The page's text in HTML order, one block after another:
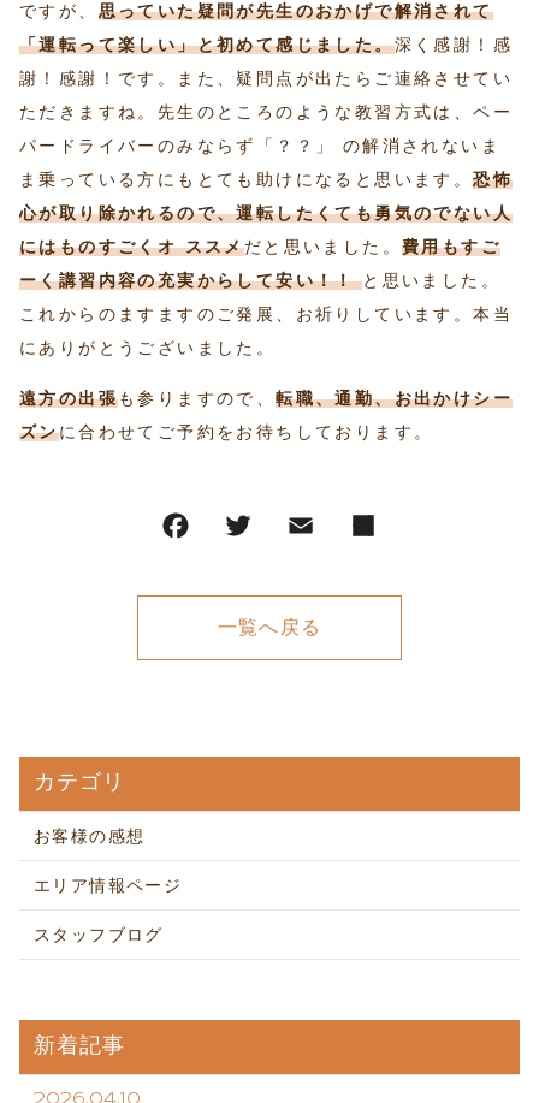
ですが、 思っていた疑問が先生のおかげで解消されて
「運転って楽しい」と初めて感じました。深く感謝！感
謝！感謝！です。また、疑問点が出たらご連絡させてい
ただきますね。先生のところのような教習方式は、ペー
パードライバーのみならず「？？」 の解消されないま
ま乗っている方にもとても助けになると思います。恐怖
心が取り除かれるので、運転したくても勇気のでない人
にはものすごくオ ススメだと思いました。費用もすご
ーく講習内容の充実からして安い！！と思いました。
これからのますますのご発展、お祈りしています。本当
にありがとうございました。
遠方の出張も参りますので、転職、通勤、お出かけシー
ズンに合わせてご予約をお待ちしております。
一覧へ戻る
カテゴリ
お客様の感想
エリア情報ページ
スタッフブログ
新着記事